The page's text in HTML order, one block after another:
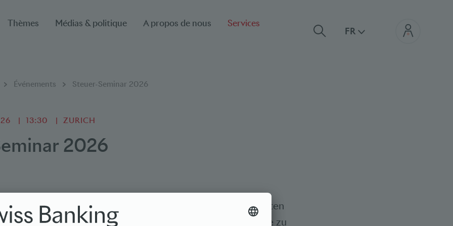
Thèmes Médias & politique A propos de nous
Services
FR
Événements Steuer-Seminar 2026
13:30 ZURICH
2026
Motto "Von Banken für Banken" teilen leitende Experten
ihre theoretischen und praktischen Einblicke zu